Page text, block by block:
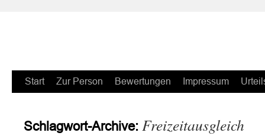
Zum
springen
Start Zur Person Bewertungen Impressum
Schlagwort-Archive: Freizeitausgleich